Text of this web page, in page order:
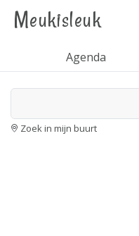
Meukisleuk
Agenda
Zoek in mijn buurt